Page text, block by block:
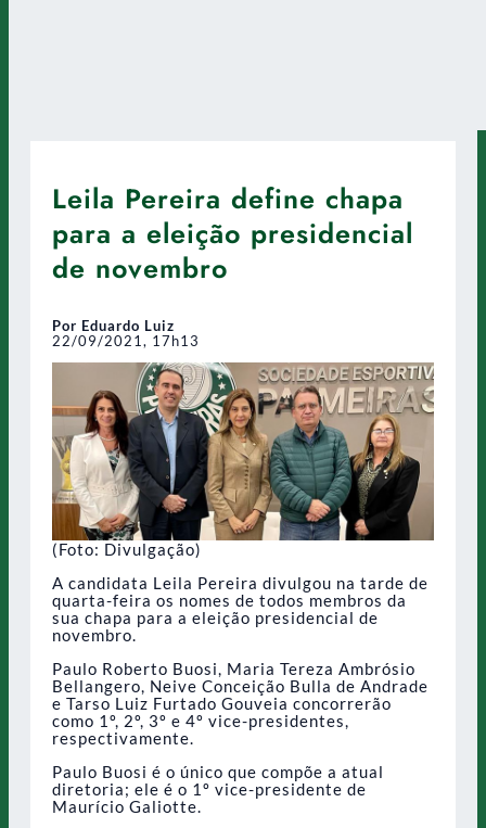
Leila Pereira define chapa
para a eleição presidencial
de novembro
Por Eduardo Luiz
22/09/2021, 17h13
(Foto: Divulgação)
A candidata Leila Pereira divulgou na tarde de
quarta-feira os nomes de todos membros da
sua chapa para a eleição presidencial de
novembro.
Paulo Roberto Buosi, Maria Tereza Ambrósio
Bellangero, Neive Conceição Bulla de Andrade
e Tarso Luiz Furtado Gouveia concorrerão
como 1º, 2º, 3º e 4º vice-presidentes,
respectivamente.
Paulo Buosi é o único que compõe a atual
diretoria; ele é o 1º vice-presidente de
Maurício Galiotte.